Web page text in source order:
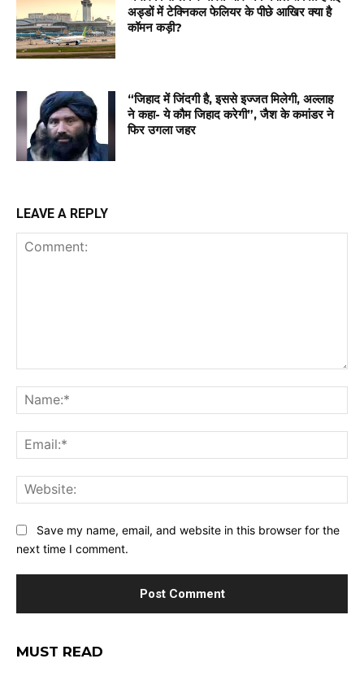
अड्डों में टेक्निकल फेलियर के पीछे आखिर क्या है
कॉमन कड़ी?
“जिहाद में जिंदगी है, इससे इज्जत मिलेगी, अल्लाह
ने कहा- ये कौम जिहाद करेगी”, जैश के कमांडर ने
फिर उगला जहर
LEAVE A REPLY
Save my name, email, and website in this browser for the
next time I comment.
MUST READ